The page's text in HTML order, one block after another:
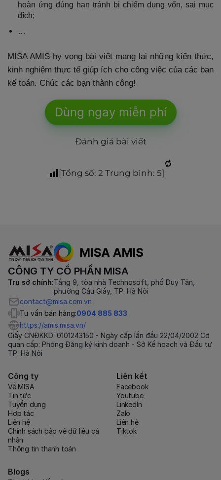
hoàn ứng đúng hạn tránh bị chiếm dụng vốn, sai mục
đích;
…
MISA AMIS hy vọng bài viết mang lại những kiến thức,
kinh nghiệm thực tế giúp ích cho công việc của các bạn
kế toán. Chúc các bạn thành công!
Dùng ngay miễn phí
Đánh giá bài viết
[Tổng số: 2 Trung bình: 5]
CÔNG TY CỔ PHẦN MISA
Trụ sở chính:Tầng 9, tòa nhà Technosoft, phố Duy Tân,
phường Cầu Giấy, TP. Hà Nội
contact@misa.com.vn
Tư vấn bán hàng:0904 885 833
https://amis.misa.vn/
Giấy CNĐKKD: 0101243150 - Ngày cấp lần đầu 22/04/2002 Cơ
quan cấp: Phòng Đăng ký kinh doanh - Sở Kế hoạch và Đầu tư
TP. Hà Nội
Công ty
Về MISA
Tin tức
Tuyển dụng
Hợp tác
Liên hệ
Chính sách bảo vệ dữ liệu cá
nhân
Thông tin thanh toán
Liên kết
Facebook
Youtube
LinkedIn
Zalo
Liên hệ
Tiktok
Blogs